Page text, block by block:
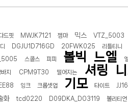
드핏 MWJK7121 젬마 믹스 VTZ_5003
DGJU1D716GD 20FWK025 리틀티니
스콜스 피피 볼빅 느엘
지 CPM9T30 떨어지는 셔링
잉크 크롭셋업 기모 타이트
화 tcd0220 D09DKA_DO3119 볼리티언